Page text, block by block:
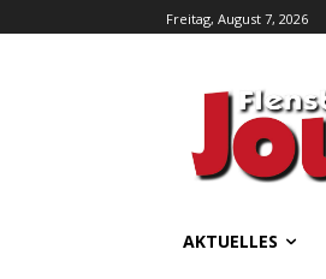
Freitag, August 7, 2026
AKTUELLES